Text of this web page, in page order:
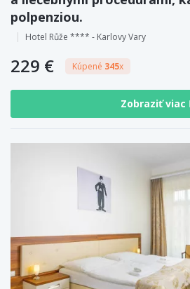
polpenziou.
Hotel Růže **** - Karlovy Vary
229 € Kúpené 345x
Zobraziť viac